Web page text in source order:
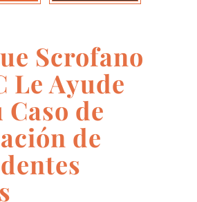
Scrofano
Le Ayude
Caso de
de